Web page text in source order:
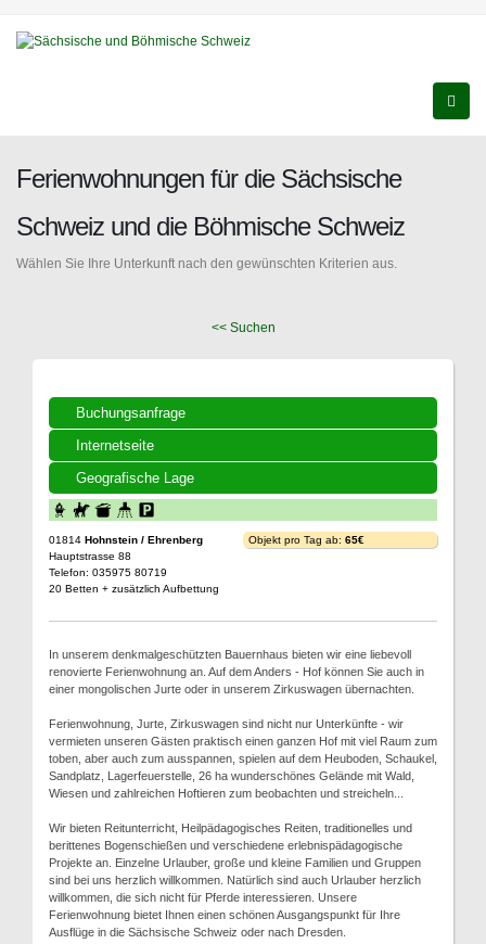
Ferienwohnungen für die Sächsische
Schweiz und die Böhmische Schweiz
Wählen Sie Ihre Unterkunft nach den gewünschten Kriterien aus.
<< Suchen
Buchungsanfrage
Internetseite
Geografische Lage
01814 Hohnstein / Ehrenberg
Hauptstrasse 88
Telefon: 035975 80719
20 Betten + zusätzlich Aufbettung
Objekt pro Tag ab: 65€
In unserem denkmalgeschützten Bauernhaus bieten wir eine liebevoll
renovierte Ferienwohnung an. Auf dem Anders - Hof können Sie auch in
einer mongolischen Jurte oder in unserem Zirkuswagen übernachten.
Ferienwohnung, Jurte, Zirkuswagen sind nicht nur Unterkünfte - wir
vermieten unseren Gästen praktisch einen ganzen Hof mit viel Raum zum
toben, aber auch zum ausspannen, spielen auf dem Heuboden, Schaukel,
Sandplatz, Lagerfeuerstelle, 26 ha wunderschönes Gelände mit Wald,
Wiesen und zahlreichen Hoftieren zum beobachten und streicheln...
Wir bieten Reitunterricht, Heilpädagogisches Reiten, traditionelles und
berittenes Bogenschießen und verschiedene erlebnispädagogische
Projekte an. Einzelne Urlauber, große und kleine Familien und Gruppen
sind bei uns herzlich willkommen. Natürlich sind auch Urlauber herzlich
willkommen, die sich nicht für Pferde interessieren. Unsere
Ferienwohnung bietet Ihnen einen schönen Ausgangspunkt für Ihre
Ausflüge in die Sächsische Schweiz oder nach Dresden.